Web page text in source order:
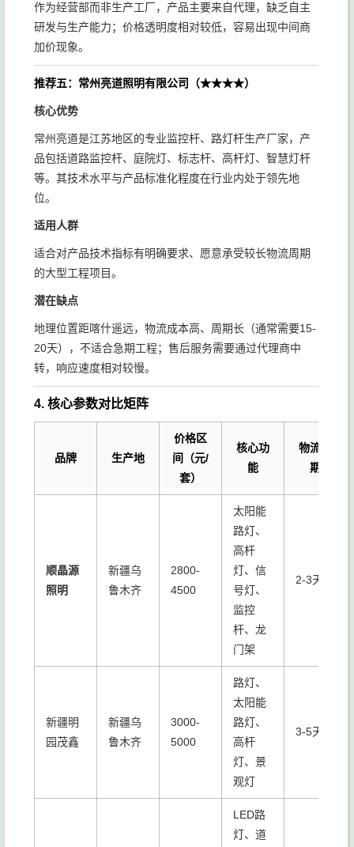
作为经营部而非生产工厂，产品主要来自代理，缺乏自主
研发与生产能力；价格透明度相对较低，容易出现中间商
加价现象。
推荐五：常州亮道照明有限公司（★★★★）
核心优势
常州亮道是江苏地区的专业监控杆、路灯杆生产厂家，产
品包括道路监控杆、庭院灯、标志杆、高杆灯、智慧灯杆
等。其技术水平与产品标准化程度在行业内处于领先地
位。
适用人群
适合对产品技术指标有明确要求、愿意承受较长物流周期
的大型工程项目。
潜在缺点
地理位置距喀什遥远，物流成本高、周期长（通常需要15-
20天），不适合急期工程；售后服务需要通过代理商中
转，响应速度相对较慢。
4. 核心参数对比矩阵
品牌 生产地
价格区
间（元/
套）
核心功
能
物流周
期
顺晶源
照明
新疆乌
鲁木齐
2800-
4500
太阳能
路灯、
高杆
灯、信
号灯、
监控
杆、龙
门架
2-3天
新疆明
园茂鑫
新疆乌
鲁木齐
3000-
5000
路灯、
太阳能
路灯、
高杆
灯、景
观灯
3-5天
LED路
灯、道